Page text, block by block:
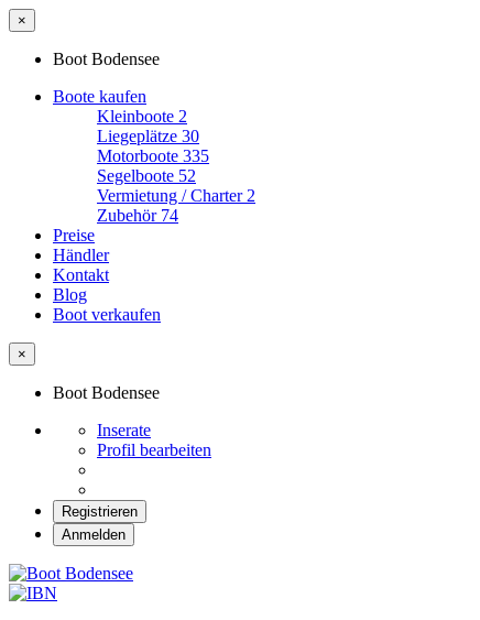
×
Boot Bodensee
Boote kaufen
Kleinboote 2
Liegeplätze 30
Motorboote 335
Segelboote 52
Vermietung / Charter 2
Zubehör 74
Preise
Händler
Kontakt
Blog
Boot verkaufen
×
Boot Bodensee
Inserate
Profil bearbeiten
Registrieren
Anmelden